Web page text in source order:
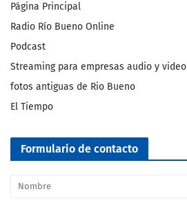
Página Principal
Radio Río Bueno Online
Podcast
Streaming para empresas audio y video
fotos antiguas de Rio Bueno
El Tiempo
Formulario de contacto